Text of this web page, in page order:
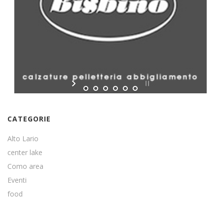
CATEGORIE
Alto Lario
center lake
Como area
Eventi
food